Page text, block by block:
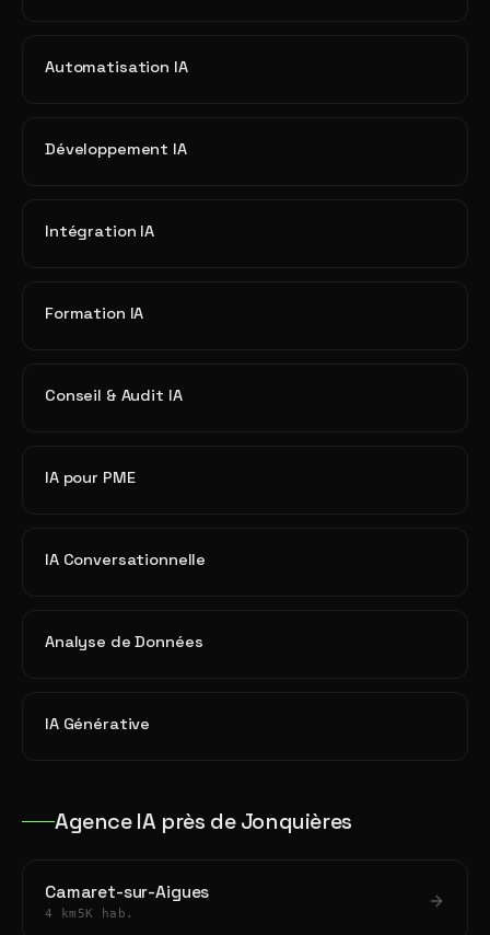
Automatisation IA
Développement IA
Intégration IA
Formation IA
Conseil & Audit IA
IA pour PME
IA Conversationnelle
Analyse de Données
IA Générative
Agence IA près de Jonquières
Camaret-sur-Aigues
4 km 5K hab.